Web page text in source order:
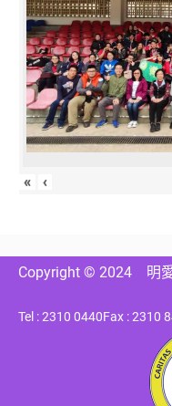
« ‹
Copyright © 2024 明
Tel : 2310 0440Fax : 2310